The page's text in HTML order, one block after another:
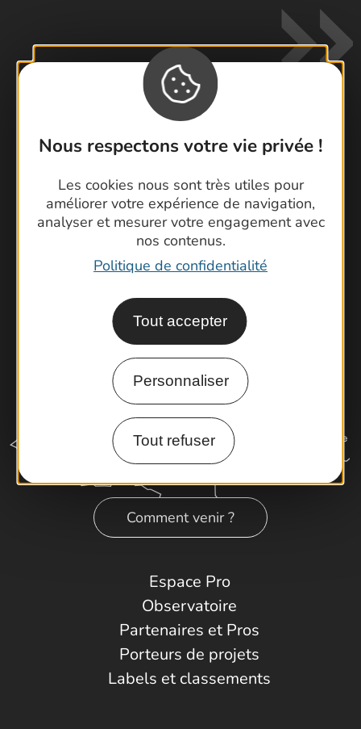
Nous respectons votre vie privée !
Les cookies nous sont très utiles pour
améliorer votre expérience de navigation,
analyser et mesurer votre engagement avec
nos contenus.
Politique de confidentialité
Tout accepter
Personnaliser
Tout refuser
Contactez-nous !
Foire aux questions
Brochures
Cartoguides et Topoguides
Latitude Gard
Comment venir ?
Espace Pro
Observatoire
Partenaires et Pros
Porteurs de projets
Labels et classements